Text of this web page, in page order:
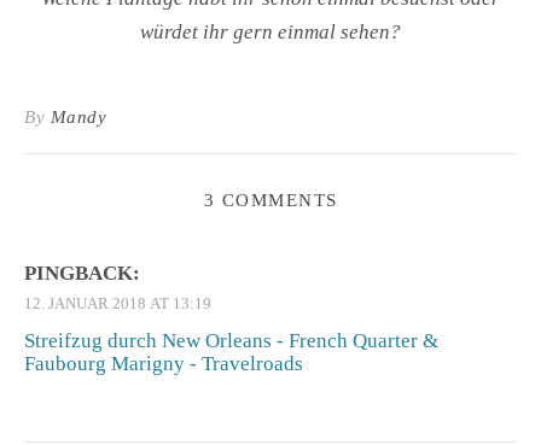
würdet ihr gern einmal sehen?
By Mandy
3 COMMENTS
PINGBACK:
12. JANUAR 2018 AT 13:19
Streifzug durch New Orleans - French Quarter &
Faubourg Marigny - Travelroads